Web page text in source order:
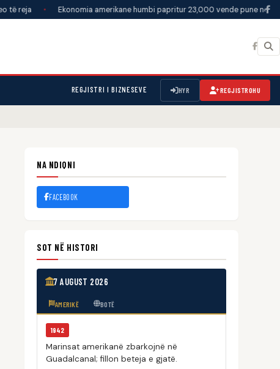
• Ekonomia amerikane humbi papritur 23,000 vende pune në korrik,
REGJISTRI I BIZNESEVE HYR REGJISTROHU
NA NDIQNI
FACEBOOK
SOT NË HISTORI
7 AUGUST 2026
AMERIKË BOTË
1942
Marinsat amerikanë zbarkojnë në
Guadalcanal; fillon beteja e gjatë.